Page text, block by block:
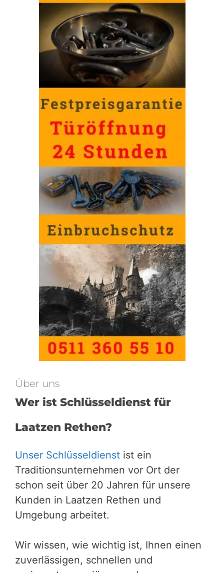
Über uns
Wer ist Schlüsseldienst für
Laatzen Rethen?
Unser Schlüsseldienst ist ein
Traditionsunternehmen vor Ort der
schon seit über 20 Jahren für unsere
Kunden in Laatzen Rethen und
Umgebung arbeitet.
Wir wissen, wie wichtig ist, Ihnen einen
zuverlässigen, schnellen und